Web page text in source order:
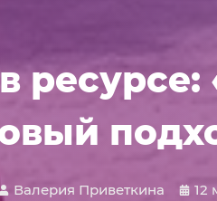
Валерия Приветкина 12